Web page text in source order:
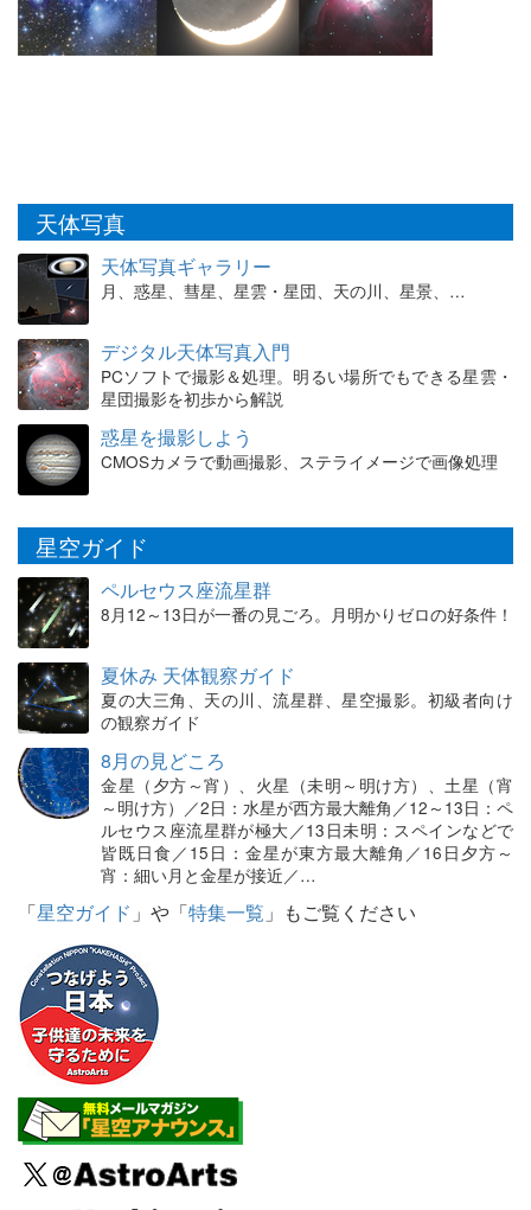
天体写真
天体写真ギャラリー
月、惑星、彗星、星雲・星団、天の川、星景、…
デジタル天体写真入門
PCソフトで撮影＆処理。明るい場所でもできる星雲・
星団撮影を初歩から解説
惑星を撮影しよう
CMOSカメラで動画撮影、ステライメージで画像処理
星空ガイド
ペルセウス座流星群
8月12～13日が一番の見ごろ。月明かりゼロの好条件！
夏休み 天体観察ガイド
夏の大三角、天の川、流星群、星空撮影。初級者向け
の観察ガイド
8月の見どころ
金星（夕方～宵）、火星（未明～明け方）、土星（宵
～明け方）／2日：水星が西方最大離角／12～13日：ペ
ルセウス座流星群が極大／13日未明：スペインなどで
皆既日食／15日：金星が東方最大離角／16日夕方～
宵：細い月と金星が接近／…
「星空ガイド 」や「特集一覧 」もご覧ください